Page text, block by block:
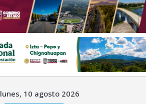
lunes, 10 agosto 2026